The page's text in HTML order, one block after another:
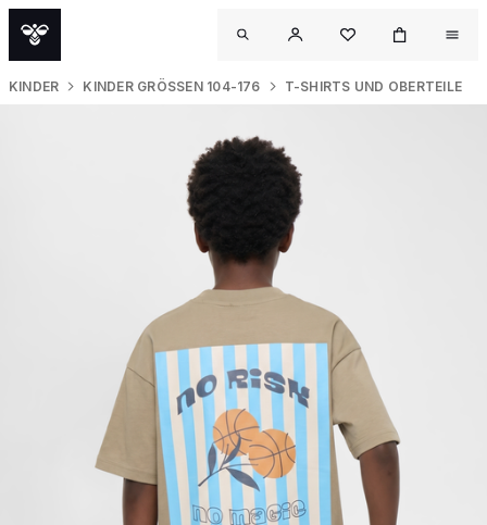
KINDER KINDER GRÖSSEN 104-176 T-SHIRTS UND OBERTEILE